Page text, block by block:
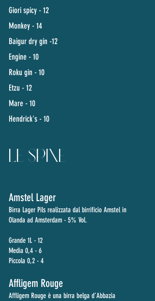
Giori spicy - 12
Monkey - 14
Baigur dry gin -12
Engine - 10
Roku gin - 10
Etzu - 12
Mare - 10
Hendrick's - 10
LE SPINE
Amstel Lager
Birra Lager Pils realizzata dal birrificio Amstel in
Olanda ad Amsterdam - 5% Vol.
Grande 1L - 12
Media 0,4 - 6
Piccola 0,2 - 4
Affligem Rouge
Affligem Rouge è una birra belga d’Abbazia